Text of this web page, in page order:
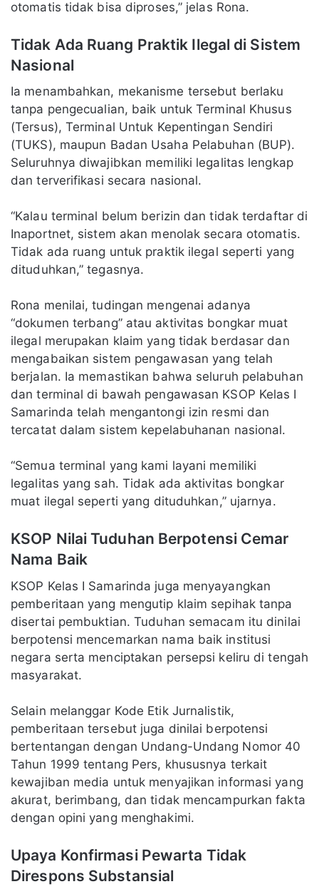
otomatis tidak bisa diproses,” jelas Rona.
Tidak Ada Ruang Praktik Ilegal di Sistem
Nasional
Ia menambahkan, mekanisme tersebut berlaku
tanpa pengecualian, baik untuk Terminal Khusus
(Tersus), Terminal Untuk Kepentingan Sendiri
(TUKS), maupun Badan Usaha Pelabuhan (BUP).
Seluruhnya diwajibkan memiliki legalitas lengkap
dan terverifikasi secara nasional.
“Kalau terminal belum berizin dan tidak terdaftar di
Inaportnet, sistem akan menolak secara otomatis.
Tidak ada ruang untuk praktik ilegal seperti yang
dituduhkan,” tegasnya.
Rona menilai, tudingan mengenai adanya
“dokumen terbang” atau aktivitas bongkar muat
ilegal merupakan klaim yang tidak berdasar dan
mengabaikan sistem pengawasan yang telah
berjalan. Ia memastikan bahwa seluruh pelabuhan
dan terminal di bawah pengawasan KSOP Kelas I
Samarinda telah mengantongi izin resmi dan
tercatat dalam sistem kepelabuhanan nasional.
“Semua terminal yang kami layani memiliki
legalitas yang sah. Tidak ada aktivitas bongkar
muat ilegal seperti yang dituduhkan,” ujarnya.
KSOP Nilai Tuduhan Berpotensi Cemar
Nama Baik
KSOP Kelas I Samarinda juga menyayangkan
pemberitaan yang mengutip klaim sepihak tanpa
disertai pembuktian. Tuduhan semacam itu dinilai
berpotensi mencemarkan nama baik institusi
negara serta menciptakan persepsi keliru di tengah
masyarakat.
Selain melanggar Kode Etik Jurnalistik,
pemberitaan tersebut juga dinilai berpotensi
bertentangan dengan Undang-Undang Nomor 40
Tahun 1999 tentang Pers, khususnya terkait
kewajiban media untuk menyajikan informasi yang
akurat, berimbang, dan tidak mencampurkan fakta
dengan opini yang menghakimi.
Upaya Konfirmasi Pewarta Tidak
Direspons Substansial